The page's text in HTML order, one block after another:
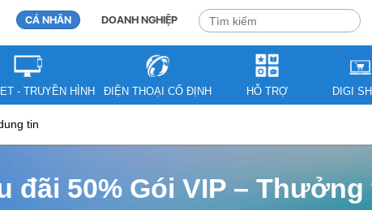
CÁ NHÂN DOANH NGHIỆP
- TRUYỀN HÌNH ĐIỆN THOẠI CỐ ĐỊNH HỖ TRỢ DIGI
tin
đãi 50% Gói VIP –